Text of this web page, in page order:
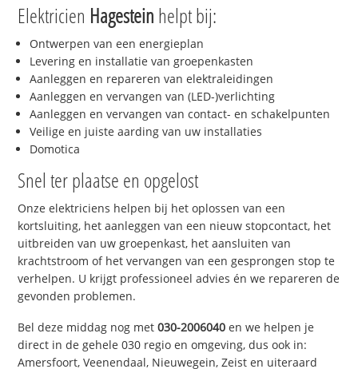
Elektricien Hagestein helpt bij:
Ontwerpen van een energieplan
Levering en installatie van groepenkasten
Aanleggen en repareren van elektraleidingen
Aanleggen en vervangen van (LED-)verlichting
Aanleggen en vervangen van contact- en schakelpunten
Veilige en juiste aarding van uw installaties
Domotica
Snel ter plaatse en opgelost
Onze elektriciens helpen bij het oplossen van een
kortsluiting, het aanleggen van een nieuw stopcontact, het
uitbreiden van uw groepenkast, het aansluiten van
krachtstroom of het vervangen van een gesprongen stop te
verhelpen. U krijgt professioneel advies én we repareren de
gevonden problemen.
Bel deze middag nog met030-2006040 en we helpen je
direct in de gehele 030 regio en omgeving, dus ook in:
Amersfoort, Veenendaal, Nieuwegein, Zeist en uiteraard